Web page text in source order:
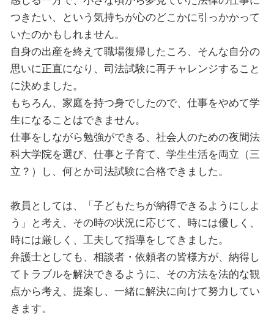
つきたい、という気持ちが心のどこかに引っかかって
いたのかもしれません。
自身の出産を終えて職場復帰したころ、そんな自分の
思いに正直になり、司法試験に再チャレンジすること
に決めました。
もちろん、家庭を持つ身でしたので、仕事をやめて学
生になることはできません。
仕事をしながら勉強ができる、社会人のための夜間法
科大学院を選び、仕事と子育て、学生生活を両立（三
立？）し、何とか司法試験に合格できました。
教員としては、「子どもたちが納得できるようにしよ
う」と考え、その時の状況に応じて、時には優しく、
時には厳しく、工夫して指導をしてきました。
弁護士としても、相談者・依頼者の皆様方が、納得し
てトラブルを解決できるように、その方法を法的な観
点から考え、提案し、一緒に解決に向けて努力してい
きます。